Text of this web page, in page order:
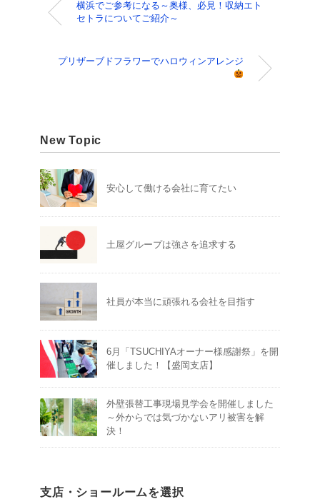
横浜でご参考になる～奥様、必見！収納エト
セトラについてご紹介～
プリザーブドフラワーでハロウィンアレンジ
New Topic
安心して働ける会社に育てたい
土屋グループは強さを追求する
社員が本当に頑張れる会社を目指す
6月「TSUCHIYAオーナー様感謝祭」を開
催しました！【盛岡支店】
外壁張替工事現場見学会を開催しました
～外からでは気づかないアリ被害を解
決！
支店・ショールームを選択